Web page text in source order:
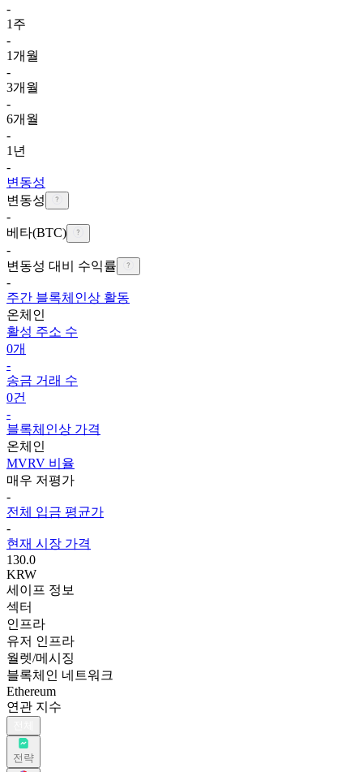
-
1주
-
1개월
-
3개월
-
6개월
-
1년
-
변동성
변동성
-
베타(BTC)
-
변동성 대비 수익률
-
주간 블록체인상 활동
온체인
활성 주소 수
0개
-
송금 거래 수
0건
-
블록체인상 가격
온체인
MVRV 비율
매우 저평가
-
전체 입금 평균가
-
현재 시장 가격
130.0
KRW
세이프 정보
섹터
인프라
유저 인프라
월렛/메시징
블록체인 네트워크
Ethereum
연관 지수
전략